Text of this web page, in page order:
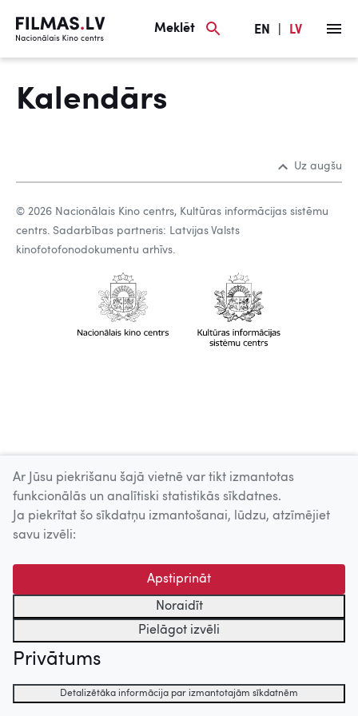
Meklēt EN LV
Kalendārs
Uz augšu
© 2026 Nacionālais Kino centrs, Kultūras informācijas sistēmu
centrs. Sadarbības partneris: Latvijas Valsts
kinofotofonodokumentu arhīvs.
Ar Jūsu piekrišanu šajā vietnē var tikt izmantotas
funkcionālās un analītiski statistikās sīkdatnes.
Ja piekrītat šo sīkdatņu izmantošanai, lūdzu, atzīmējiet
savu izvēli:
Apstiprināt
Noraidīt
Pielāgot izvēli
Privātums
Detalizētāka informācija par izmantotajām sīkdatnēm